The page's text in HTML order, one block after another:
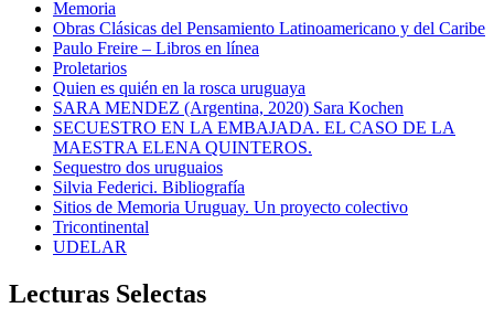
Memoria
Obras Clásicas del Pensamiento Latinoamericano y del Caribe
Paulo Freire – Libros en línea
Proletarios
Quien es quién en la rosca uruguaya
SARA MENDEZ (Argentina, 2020) Sara Kochen
SECUESTRO EN LA EMBAJADA. EL CASO DE LA
MAESTRA ELENA QUINTEROS.
Sequestro dos uruguaios
Silvia Federici. Bibliografía
Sitios de Memoria Uruguay. Un proyecto colectivo
Tricontinental
UDELAR
Lecturas Selectas